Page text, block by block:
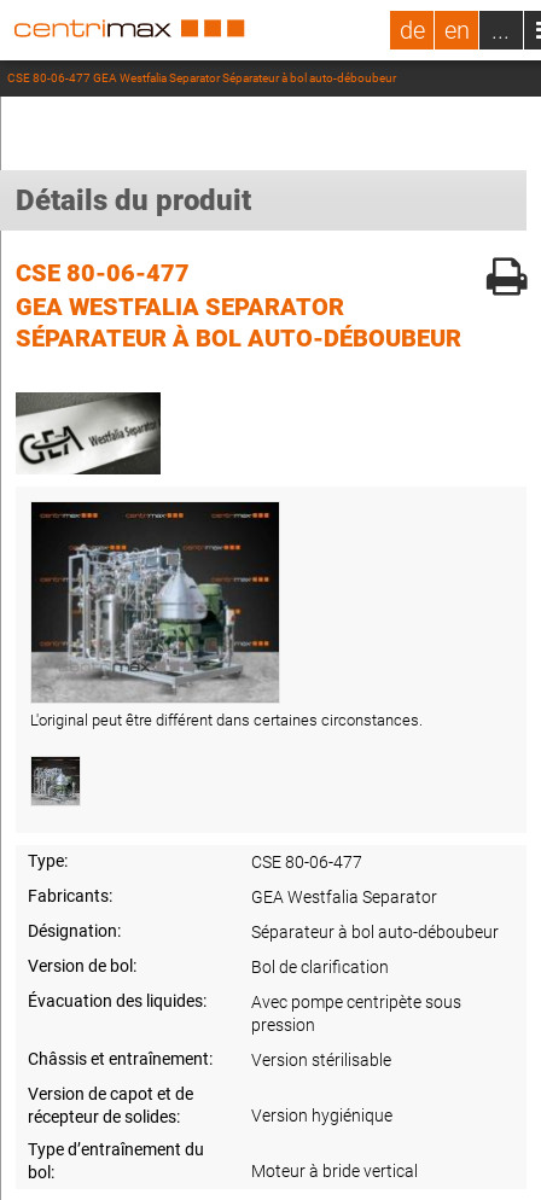
de en ...
CSE 80-06-477 GEA Westfalia Separator Séparateur à bol auto-déboubeur
Détails du produit
CSE 80-06-477
GEA WESTFALIA SEPARATOR
SÉPARATEUR À BOL AUTO-DÉBOUBEUR
L'original peut être différent dans certaines circonstances.
Type:
CSE 80-06-477
Fabricants:
GEA Westfalia Separator
Désignation:
Séparateur à bol auto-déboubeur
Version de bol:
Bol de clarification
Évacuation des liquides:
Avec pompe centripète sous
pression
Châssis et entraînement:
Version stérilisable
Version de capot et de
récepteur de solides:
Version hygiénique
Type d’entraînement du
bol:
Moteur à bride vertical